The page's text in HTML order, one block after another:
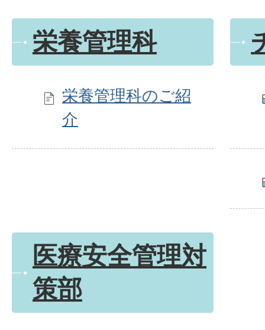
栄養管理科
栄養管理科のご紹
介
医療安全管理対
策部